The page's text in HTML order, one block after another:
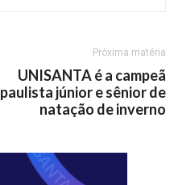
Próxima matéria
UNISANTA é a campeã
paulista júnior e sênior de
natação de inverno